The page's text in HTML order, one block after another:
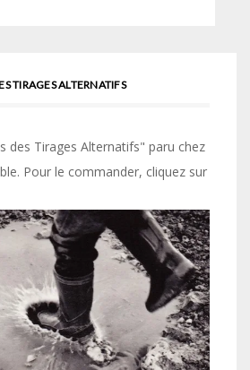
TIRAGES ALTERNATIFS
des Tirages Alternatifs" paru chez
Pour le commander, cliquez sur